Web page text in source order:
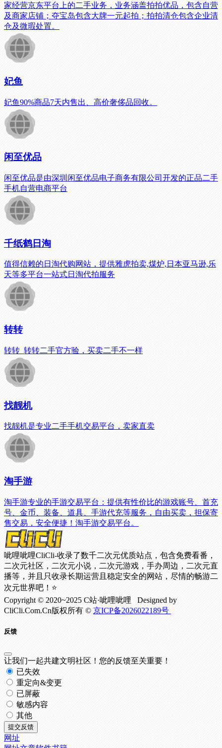
家经营京东平台上的二手业务，业务涵盖拍拍优品，包含自营
及商家店铺；夺宝岛包含大牌一元起拍；拍拍清仓包含企业清
仓及微瑕处置。
妃鱼
妃鱼90%商品7天内售出、高价奢侈品回收。
闲至优品
闲至优品是由深圳闲至优品电子商务有限公司开发的正品二手
手机自营电商平台
千纸鹤日淘
值得信赖的日淘代购网站，提供雅虎拍卖,煤炉,日本亚马逊,乐
天等多平台一站式日淘代拍服务
转转
转转_转转二手官方验，买卖二手不一样
找靓机
找靓机是专业二手手机交易平台，卖家直卖
淘手游
淘手游专业的手游交易平台：提供有性价比的游戏账号、首充
号、金币、装备、道具、手游代充等服务，自由买卖，担保寄
售交易，安全便捷！淘手游交易平台。
呲哩呲哩CliCli-收录了数千二次元优质站点，包含免费看番，
二次元社区，二次元小说，二次元游戏，手办周边，二次元直
播等，并且只收录长期运营且稳定安全的网站，尽情的畅游二
次元世界吧！⭐
Copyright © 2020~2025 C站·呲哩呲哩 Designed by
CliCli.Com.Cn版权所有 © 京ICP备2026022189号
反馈
让我们一起共建文明社区！您的反馈至关重要！
已失效
重定向&变更
已屏蔽
敏感内容
其他
提交反馈
网址